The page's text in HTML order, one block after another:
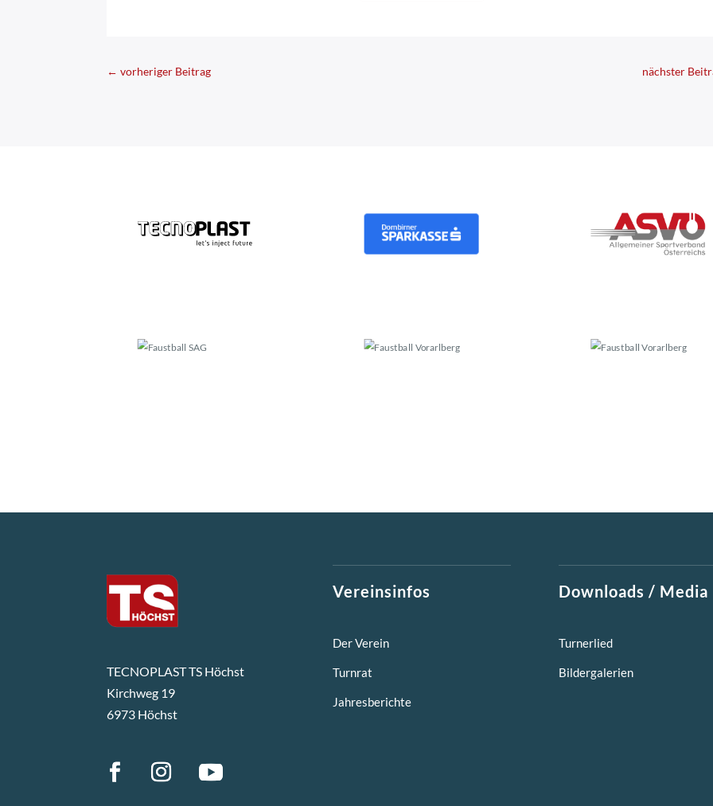
←vorheriger Beitrag nächster
TECNOPLAST TS Höchst
Kirchweg 19
6973 Höchst
Vereinsinfos
Der Verein
Turnrat
Jahresberichte
Downloads / Media
Turnerlied
Bildergalerien